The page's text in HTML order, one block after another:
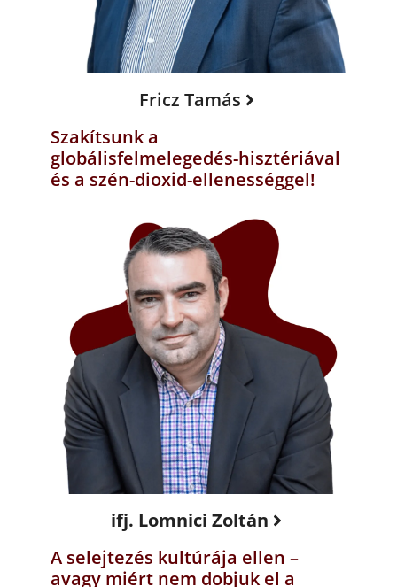
Fricz Tamás
Szakítsunk a
globálisfelmelegedés-hisztériával
és a szén-dioxid-ellenességgel!
ifj. Lomnici Zoltán
A selejtezés kultúrája ellen –
avagy miért nem dobjuk el a